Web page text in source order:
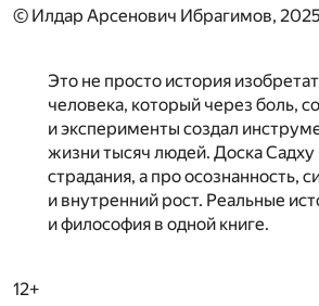
© Илдар Арсенович Ибрагимов, 2025
Это не просто история
человека, который через боль,
и эксперименты создал
жизни тысяч людей. Доска
страдания, а про осознанность,
и внутренний рост. Реальные
и философия в одной книге.
12+